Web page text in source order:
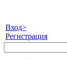
Вход>
Регистрация